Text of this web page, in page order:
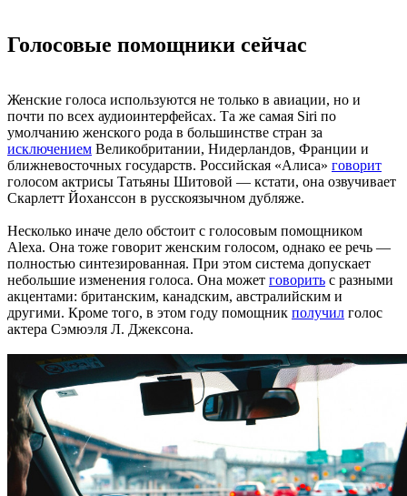
Голосовые помощники сейчас
Женские голоса используются не только в авиации, но и
почти по всех аудиоинтерфейсах. Та же самая Siri по
умолчанию женского рода в большинстве стран за
исключением Великобритании, Нидерландов, Франции и
ближневосточных государств. Российская «Алиса» говорит
голосом актрисы Татьяны Шитовой — кстати, она озвучивает
Скарлетт Йоханссон в русскоязычном дубляже.
Несколько иначе дело обстоит с голосовым помощником
Alexa. Она тоже говорит женским голосом, однако ее речь —
полностью синтезированная. При этом система допускает
небольшие изменения голоса. Она может говорить с разными
акцентами: британским, канадским, австралийским и
другими. Кроме того, в этом году помощник получил голос
актера Сэмюэля Л. Джексона.